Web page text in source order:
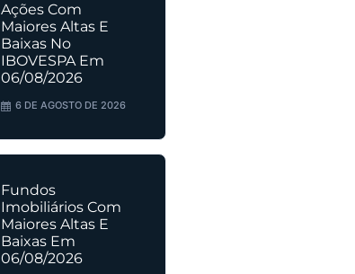
Ações Com
Maiores Altas E
Baixas No
IBOVESPA Em
06/08/2026
6 DE AGOSTO DE 2026
Fundos
Imobiliários Com
Maiores Altas E
Baixas Em
06/08/2026